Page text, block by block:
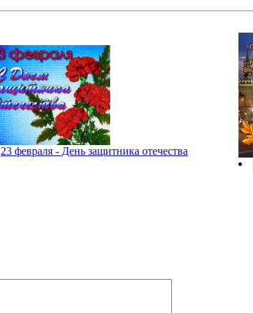
23 февраля - День защитника отечества